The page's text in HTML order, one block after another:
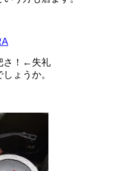
さ！←失礼
ょうか。